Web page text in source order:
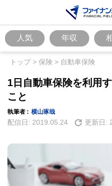
人気 年収
トップ> 保険 > 自動車保険
1日自動車保険を利用
こと
執筆者 : 横山琢哉
配信日: 2019.05.24 更新日: